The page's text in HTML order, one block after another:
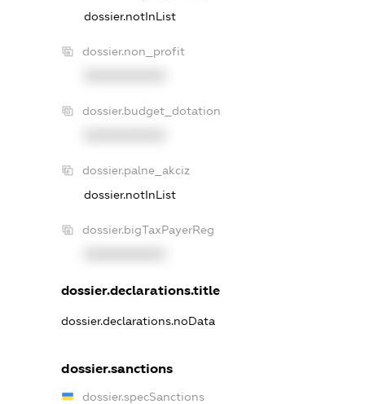
dossier.notInList
dossier.non_profit
dossier.budget_dotation
dossier.palne_akciz
dossier.notInList
dossier.bigTaxPayerReg
dossier.declarations.title
dossier.declarations.noData
dossier.sanctions
dossier.specSanctions